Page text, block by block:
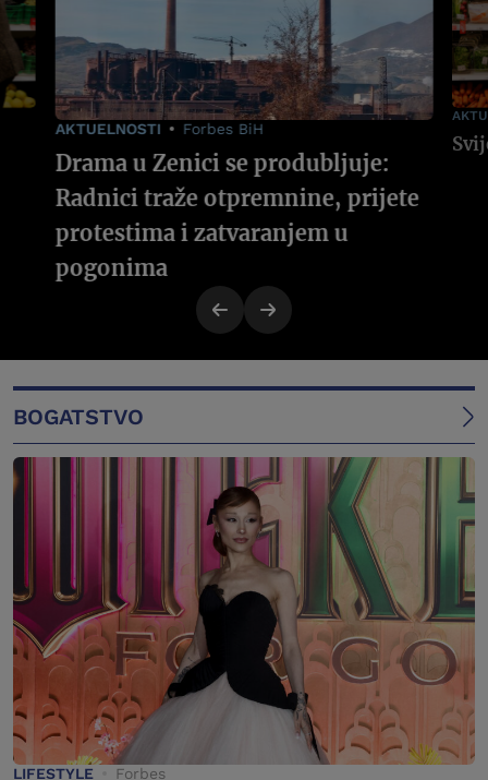
AKTUELNOSTI Forbes BiH
Drama u Zenici se produbljuje:
Radnici traže otpremnine, prijete
protestima i zatvaranjem u
pogonima
BOGATSTVO
LIFESTYLE Forbes